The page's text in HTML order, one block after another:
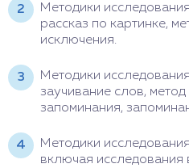
Методики
рассказ по картинке,
исключения.
Методики
заучивание слов,
запоминания,
Методики
включая